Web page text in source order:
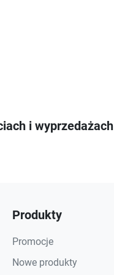
i wyprzedażach
Produkty
Promocje
Nowe produkty